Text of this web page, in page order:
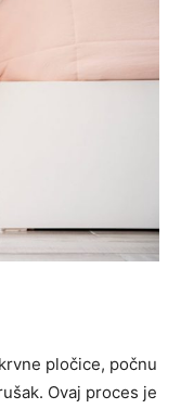
pločice, počnu
Ovaj proces je